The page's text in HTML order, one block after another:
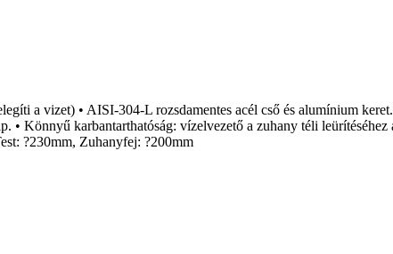
a vizet) • AISI-304-L rozsdamentes acél cső és alumínium
• Könnyű karbantarthatóság: vízelvezető a zuhany téli leürítéséhez
?230mm, Zuhanyfej: ?200mm